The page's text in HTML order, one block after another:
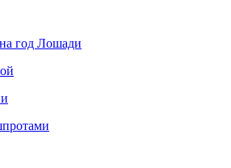
год Лошади